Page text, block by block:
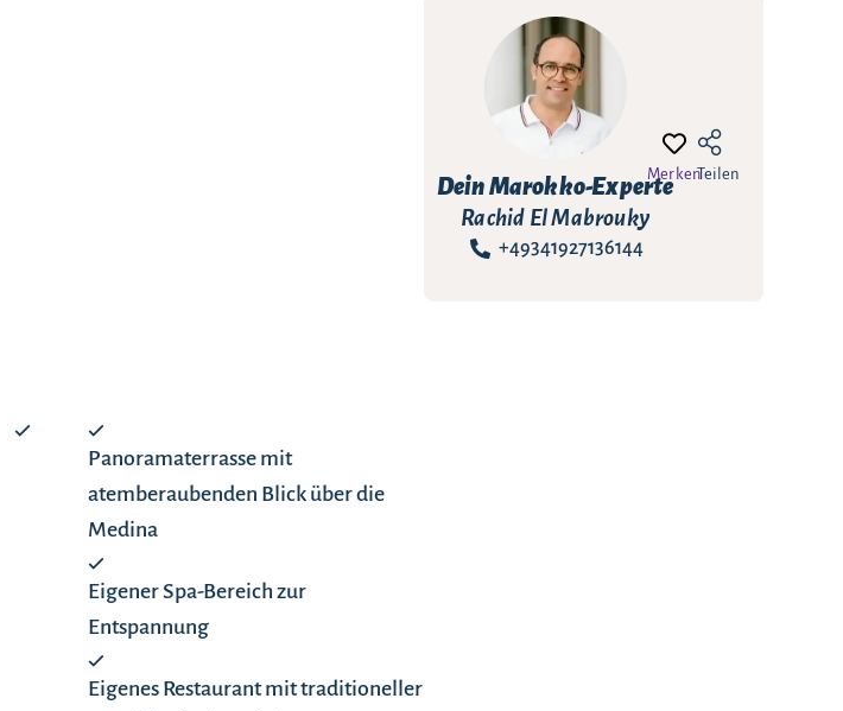
Panoramaterrasse mit
atemberaubenden Blick über die
Medina
Eigener Spa-Bereich zur
Entspannung
Eigenes Restaurant mit traditioneller
Dein Marokko-Experte
Rachid El Mabrouky
+49341927136144
MerkenTeilen